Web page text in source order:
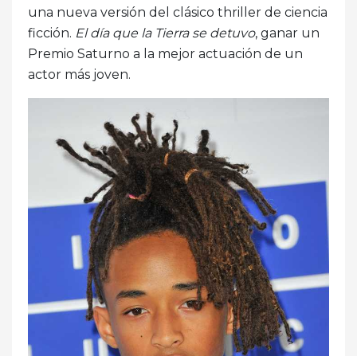
una nueva versión del clásico thriller de ciencia
ficción. El día que la Tierra se detuvo, ganar un
Premio Saturno a la mejor actuación de un
actor más joven.